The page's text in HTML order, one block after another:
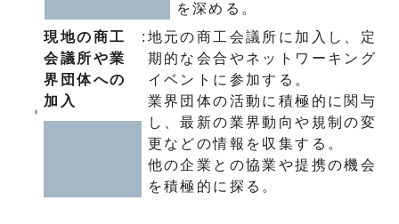
を深める。
現地の商工
会議所や業
界団体への
加入
: 地元の商工会議所に加入し、定
期的な会合やネットワーキング
イベントに参加する。
業界団体の活動に積極的に関与
し、最新の業界動向や規制の変
更などの情報を収集する。
他の企業との協業や提携の機会
を積極的に探る。